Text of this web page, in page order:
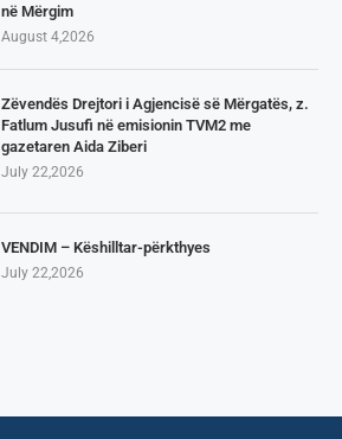
në Mërgim
August 4,2026
Zëvendës Drejtori i Agjencisë së Mërgatës, z.
Fatlum Jusufi në emisionin TVM2 me
gazetaren Aida Ziberi
July 22,2026
VENDIM – Këshilltar-përkthyes
July 22,2026